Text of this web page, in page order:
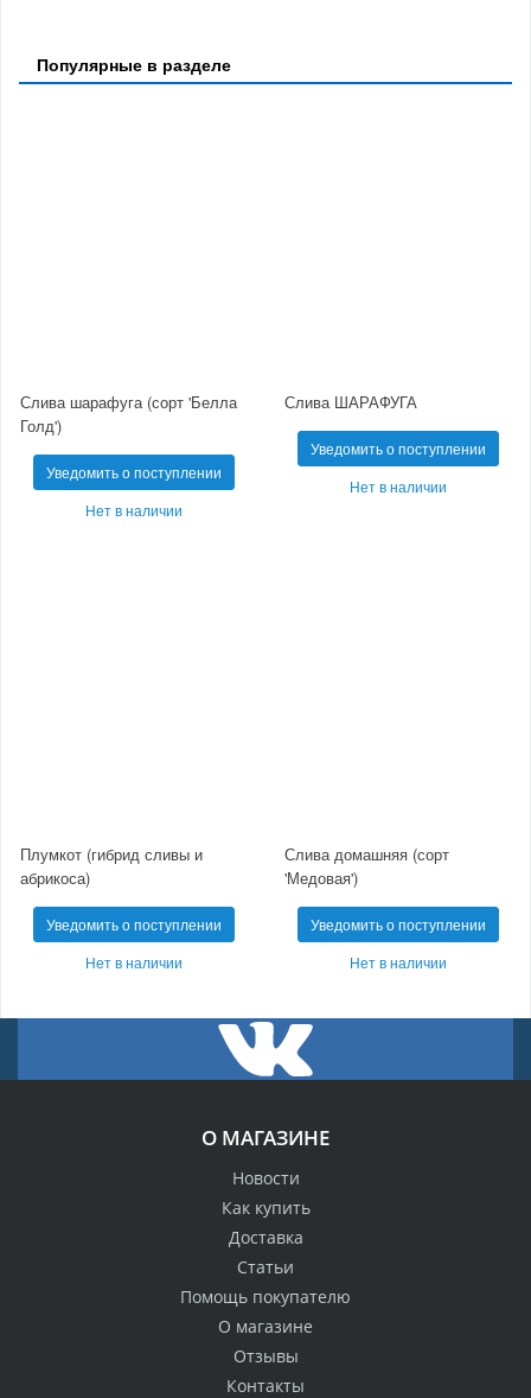
Популярные в разделе
Слива шарафуга (сорт 'Белла
Голд')
Уведомить о поступлении
Нет в наличии
Слива ШАРАФУГА
Уведомить о поступлении
Нет в наличии
Плумкот (гибрид сливы и
абрикоса)
Уведомить о поступлении
Нет в наличии
Слива домашняя (сорт
'Медовая')
Уведомить о поступлении
Нет в наличии
О МАГАЗИНЕ
Новости
Как купить
Доставка
Статьи
Помощь покупателю
О магазине
Отзывы
Контакты